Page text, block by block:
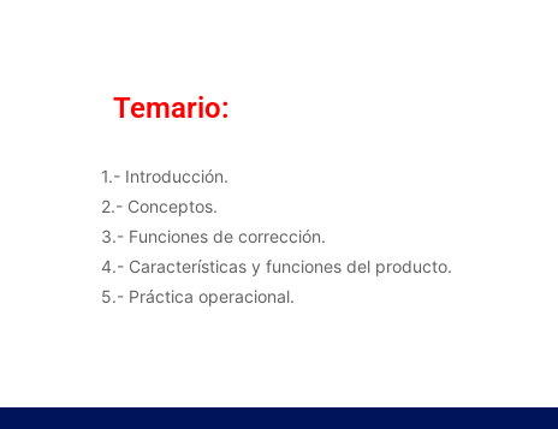
Temario:
1.- Introducción.
2.- Conceptos.
3.- Funciones de corrección.
4.- Características y funciones del producto.
5.- Práctica operacional.